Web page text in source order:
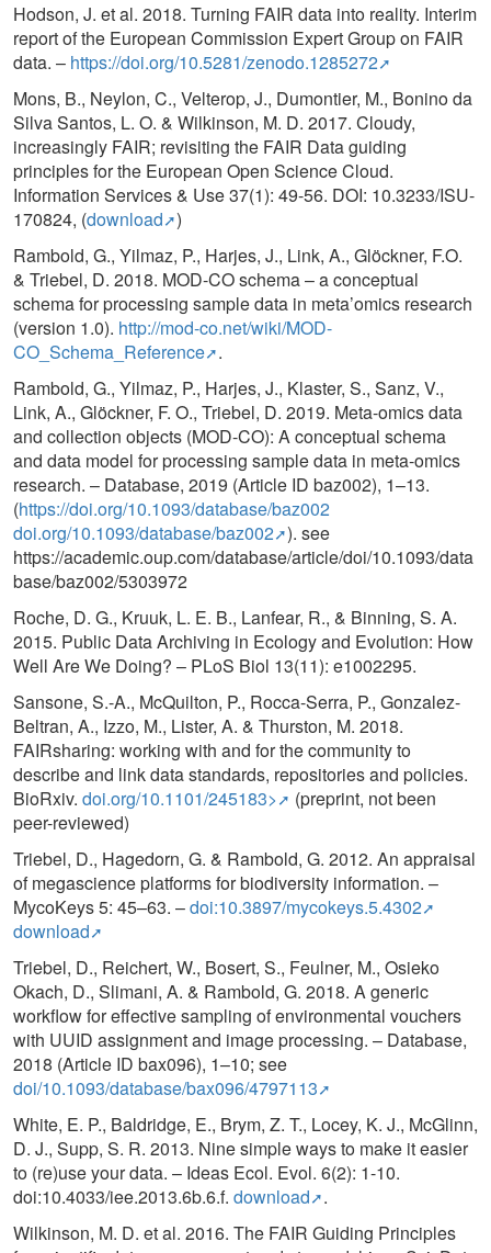
Hodson, J. et al. 2018. Turning FAIR data into reality. Interim
report of the European Commission Expert Group on FAIR
data. – https://doi.org/10.5281/zenodo.1285272
Mons, B., Neylon, C., Velterop, J., Dumontier, M., Bonino da
Silva Santos, L. O. & Wilkinson, M. D. 2017. Cloudy,
increasingly FAIR; revisiting the FAIR Data guiding
principles for the European Open Science Cloud.
Information Services & Use 37(1): 49-56. DOI: 10.3233/ISU-
170824, (download )
Rambold, G., Yilmaz, P., Harjes, J., Link, A., Glöckner, F.O.
& Triebel, D. 2018. MOD-CO schema – a conceptual
schema for processing sample data in meta’omics research
(version 1.0). http://mod-co.net/wiki/MOD-
CO_Schema_Reference .
Rambold, G., Yilmaz, P., Harjes, J., Klaster, S., Sanz, V.,
Link, A., Glöckner, F. O., Triebel, D. 2019. Meta-omics data
and collection objects (MOD-CO): A conceptual schema
and data model for processing sample data in meta-omics
research. – Database, 2019 (Article ID baz002), 1–13.
(https://doi.org/10.1093/database/baz002
doi.org/10.1093/database/baz002 ). see
https://academic.oup.com/database/article/doi/10.1093/data
base/baz002/5303972
Roche, D. G., Kruuk, L. E. B., Lanfear, R., & Binning, S. A.
2015. Public Data Archiving in Ecology and Evolution: How
Well Are We Doing? – PLoS Biol 13(11): e1002295.
Sansone, S.-A., McQuilton, P., Rocca-Serra, P., Gonzalez-
Beltran, A., Izzo, M., Lister, A. & Thurston, M. 2018.
FAIRsharing: working with and for the community to
describe and link data standards, repositories and policies.
BioRxiv. doi.org/10.1101/245183>
(preprint, not been
peer-reviewed)
Triebel, D., Hagedorn, G. & Rambold, G. 2012. An appraisal
of megascience platforms for biodiversity information. –
MycoKeys 5: 45–63. –doi:10.3897/mycokeys.5.4302
download
Triebel, D., Reichert, W., Bosert, S., Feulner, M., Osieko
Okach, D., Slimani, A. & Rambold, G. 2018. A generic
workflow for effective sampling of environmental vouchers
with UUID assignment and image processing. – Database,
2018 (Article ID bax096), 1–10; see
doi/10.1093/database/bax096/4797113
White, E. P., Baldridge, E., Brym, Z. T., Locey, K. J., McGlinn,
D. J., Supp, S. R. 2013. Nine simple ways to make it easier
to (re)use your data. – Ideas Ecol. Evol. 6(2): 1-10.
doi:10.4033/iee.2013.6b.6.f. download
.
Wilkinson, M. D. et al. 2016. The FAIR Guiding Principles